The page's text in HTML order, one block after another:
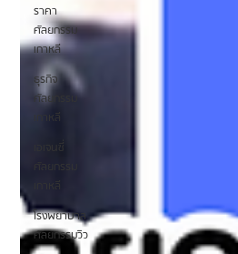
ราคา
ศัลยกรรม
เกาหลี
ธุรกิจ
ศัลยกรรม
เกาหลี
เอเจนซี่
เกาหลี
โรงพยาบาล
ศัลยกรรมวิว